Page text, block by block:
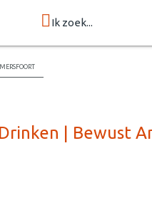
Ik zoek...
| Bewust